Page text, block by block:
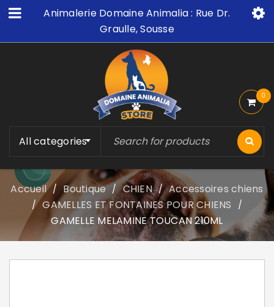
Animalerie Domaine Animalia : Rue Dr.
Graulle, Sousse
All categories
0
Accueil / Boutique / CHIEN / Accessoires chiens
/ GAMELLES ET FONTAINES POUR CHIENS /
GAMELLE MELAMINE TOUCAN 210ML